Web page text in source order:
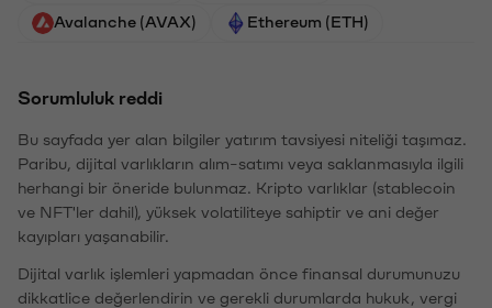
Avalanche (AVAX) Ethereum (ETH)
Sorumluluk reddi
Bu sayfada yer alan bilgiler yatırım tavsiyesi niteliği taşımaz.
Paribu, dijital varlıkların alım-satımı veya saklanmasıyla ilgili
herhangi bir öneride bulunmaz. Kripto varlıklar (stablecoin
ve NFT'ler dahil), yüksek volatiliteye sahiptir ve ani değer
kayıpları yaşanabilir.
Dijital varlık işlemleri yapmadan önce finansal durumunuzu
dikkatlice değerlendirin ve gerekli durumlarda hukuk, vergi